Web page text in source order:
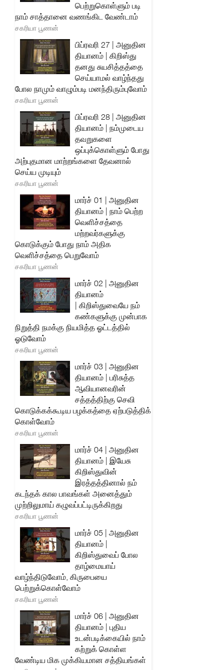
பெற்றுகொள்ளும் படி
நாம் சாத்தானை வணங்கிட வேண்டாம்
சகரியா பூணன்
பிப்ரவரி 27 | அனுதின
தியானம் | கிறிஸ்து
தனது சுயசித்தத்தை
செய்யாமல் வாழ்ந்தது
போல நாமும் வாழும்படி மனந்திரும்புவோம்
சகரியா பூணன்
பிப்ரவரி 28 | அனுதின
தியானம் | நம்முடைய
தவறுகளை
ஒப்புக்கொள்ளும் போது
அற்புதமான மாற்றங்களை தேவனால்
செய்ய முடியும்
சகரியா பூணன்
மார்ச் 01 | அனுதின
தியானம் | நாம் பெற்ற
வெளிச்சத்தை
மற்றவர்களுக்கு
கொடுக்கும் போது நாம் அதிக
வெளிச்சத்தை பெறுவோம்
சகரியா பூணன்
மார்ச் 02 | அனுதின
தியானம்
| கிறிஸ்துவையே நம்
கண்களுக்கு முன்பாக
நிறுத்தி நமக்கு நியமித்த ஓட்டத்தில்
ஓடுவோம்
சகரியா பூணன்
மார்ச் 03 | அனுதின
தியானம் | பரிசுத்த
ஆவியானவரின்
சத்தத்திற்கு செவி
கொடுக்கக்கூடிய பழக்கத்தை ஏற்படுத்திக்
கொள்வோம்
சகரியா பூணன்
மார்ச் 04 | அனுதின
தியானம் | இயேசு
கிறிஸ்துவின்
இரத்தத்தினால் நம்
கடந்தக் கால பாவங்கள் அனைத்தும்
முற்றிலுமாய் கழுவப்பட்டிருக்கிறது
சகரியா பூணன்
மார்ச் 05 | அனுதின
தியானம் |
கிறிஸ்துவைப் போல
தாழ்மையாய்
வாழ்ந்திடுவோம், கிருபையை
பெற்றுக்கொள்வோம்
சகரியா பூணன்
மார்ச் 06 | அனுதின
தியானம் | புதிய
உடன்படிக்கையில் நாம்
கற்றுக் கொள்ள
வேண்டிய மிக முக்கியமான சத்தியங்கள்